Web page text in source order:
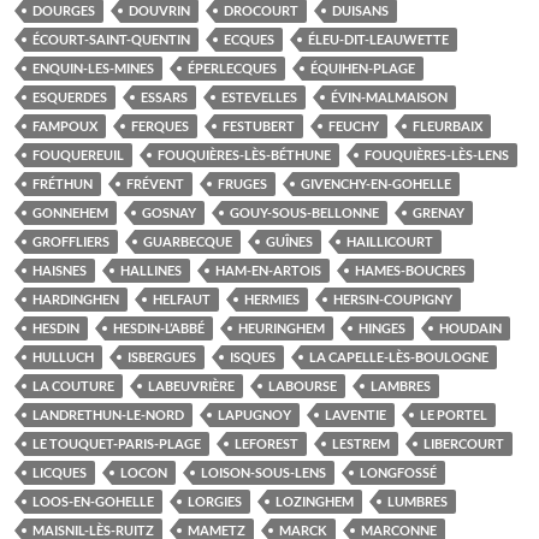
DOURGES
DOUVRIN DROCOURT
DUISANS
ÉCOURT-SAINT-QUENTIN
ECQUES
ÉLEU-DIT-LEAUWETTE
ENQUIN-LES-MINES
ÉPERLECQUES
ÉQUIHEN-PLAGE
ESQUERDES
ESSARS ESTEVELLES
ÉVIN-MALMAISON
FAMPOUX
FERQUES FESTUBERT FEUCHY
FLEURBAIX
FOUQUEREUIL
FOUQUIÈRES-LÈS-BÉTHUNE
FOUQUIÈRES-LÈS-LENS
FRÉTHUN
FRÉVENT FRUGES
GIVENCHY-EN-GOHELLE
GONNEHEM
GOSNAY GOUY-SOUS-BELLONNE
GRENAY
GROFFLIERS
GUARBECQUE GUÎNES
HAILLICOURT
HAISNES
HALLINES HAM-EN-ARTOIS
HAMES-BOUCRES
HARDINGHEN
HELFAUT HERMIES
HERSIN-COUPIGNY
HESDIN
HESDIN-L’ABBÉ HEURINGHEM HINGES
HOUDAIN
HULLUCH
ISBERGUES ISQUES
LA CAPELLE-LÈS-BOULOGNE
LA COUTURE
LABEUVRIÈRE LABOURSE
LAMBRES
LANDRETHUN-LE-NORD
LAPUGNOY LAVENTIE
LE PORTEL
LE TOUQUET-PARIS-PLAGE
LEFOREST LESTREM
LIBERCOURT
LICQUES
LOCON LOISON-SOUS-LENS
LONGFOSSÉ
LOOS-EN-GOHELLE
LORGIES LOZINGHEM
LUMBRES
MAISNIL-LÈS-RUITZ
MAMETZ MARCK
MARCONNE